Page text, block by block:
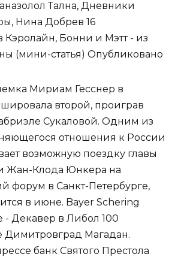
Тална, Дневники
Нина Добрев 16
Кэролайн, Бонни и Мэтт - из
(мини-статья) Опубликовано
Мириам Гесснер в
второй, проиграв
Сукаловой. Одним из
отношения к России
возможную поездку главы
Жан-Клода Юнкера на
форум в Санкт-Петербурге,
в июне. Bayer Schering
- Декавер в Либол 100
Димитровград Магадан.
банк Святого Престола